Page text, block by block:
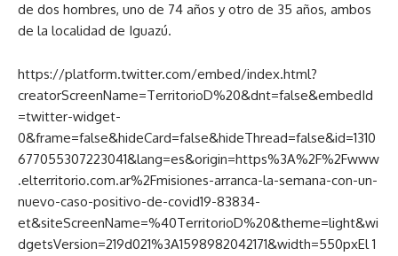
de dos hombres, uno de 74 años y otro de 35 años, ambos
de la localidad de Iguazú.
https://platform.twitter.com/embed/index.html?
creatorScreenName=TerritorioD%20&dnt=false&embedId
=twitter-widget-
0&frame=false&hideCard=false&hideThread=false&id=1310
677055307223041&lang=es&origin=https%3A%2F%2Fwww
.elterritorio.com.ar%2Fmisiones-arranca-la-semana-con-un-
nuevo-caso-positivo-de-covid19-83834-
et&siteScreenName=%40TerritorioD%20&theme=light&wi
dgetsVersion=219d021%3A1598982042171&width=550pxEl 1